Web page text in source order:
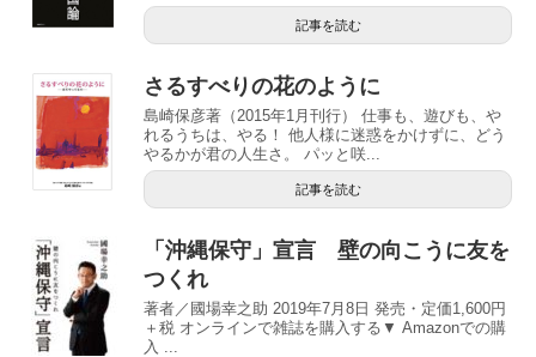
記事を読む
さるすべりの花のように
島崎保彦著（2015年1月刊行） 仕事も、遊びも、や
れるうちは、やる！ 他人様に迷惑をかけずに、どう
やるかが君の人生さ。 パッと咲...
記事を読む
「沖縄保守」宣言 壁の向こうに友を
つくれ
著者／國場幸之助 2019年7月8日 発売・定価1,600円
＋税 オンラインで雑誌を購入する▼ Amazonでの購
入 ...